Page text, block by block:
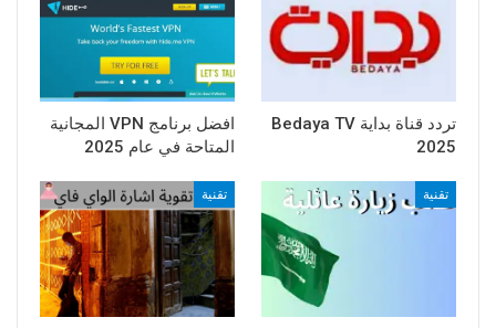
تردد قناة بداية Bedaya TV
2025
افضل برنامج VPN المجانية
المتاحة في عام 2025
تقنية تقنية